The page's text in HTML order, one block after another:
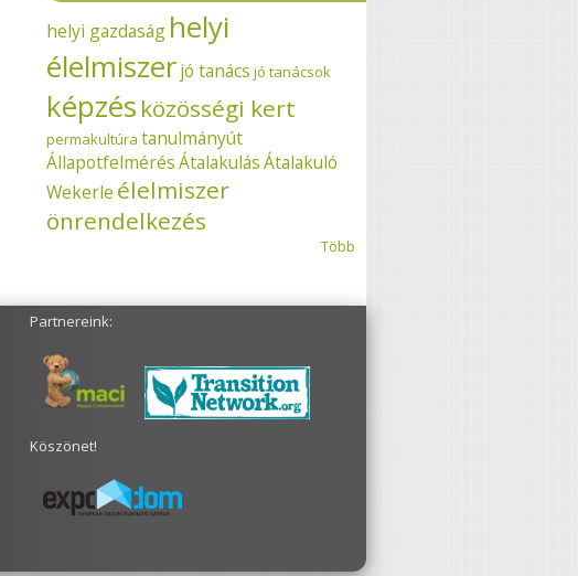
helyi gazdaság helyi
élelmiszerjó tanács jó tanácsok
képzés közösségi kert
permakultúra tanulmányút
ÁllapotfelmérésÁtalakulásÁtalakuló
Wekerle élelmiszer
önrendelkezés
Több
Partnereink:
Köszönet!